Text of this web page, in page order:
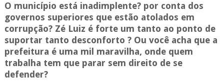
O município está inadimplente? por conta dos
governos superiores que estão atolados em
corrupção? Zé Luiz é forte um tanto ao ponto de
suportar tanto desconforto ? Ou você acha que a
prefeitura é uma mil maravilha, onde quem
trabalha tem que parar sem direito de se
defender?